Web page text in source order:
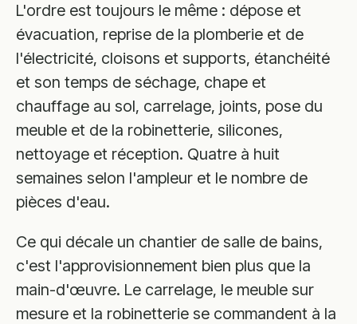
L'ordre est toujours le même : dépose et
évacuation, reprise de la plomberie et de
l'électricité, cloisons et supports, étanchéité
et son temps de séchage, chape et
chauffage au sol, carrelage, joints, pose du
meuble et de la robinetterie, silicones,
nettoyage et réception. Quatre à huit
semaines selon l'ampleur et le nombre de
pièces d'eau.
Ce qui décale un chantier de salle de bains,
c'est l'approvisionnement bien plus que la
main-d'œuvre. Le carrelage, le meuble sur
mesure et la robinetterie se commandent à la